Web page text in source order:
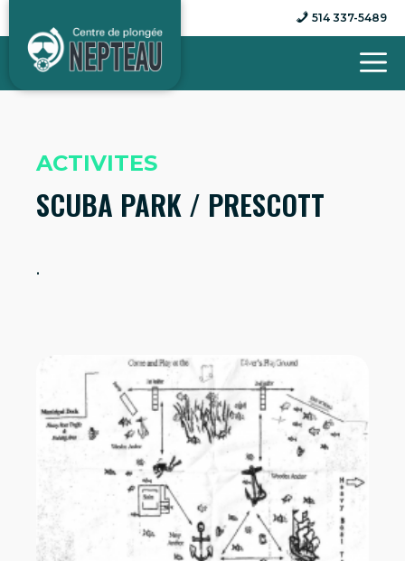
contenu
514 337-5489
ACTIVITES
SCUBA PARK / PRESCOTT
.